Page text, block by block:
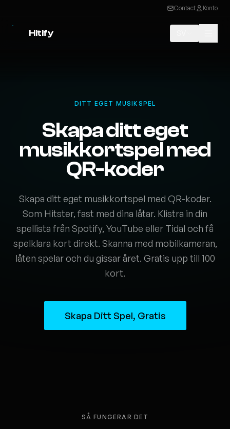
Contact Konto
Hitify
DITT EGET MUSIKSPEL
Skapa ditt eget
musikkortspel med
QR-koder
Skapa ditt eget musikkortspel med QR-koder.
Som Hitster, fast med dina låtar. Klistra in din
spellista från Spotify, YouTube eller Tidal och få
spelklara kort direkt. Skanna med mobilkameran,
låten spelar och du gissar året. Gratis upp till 100
kort.
Skapa Ditt Spel, Gratis
SÅ FUNGERAR DET